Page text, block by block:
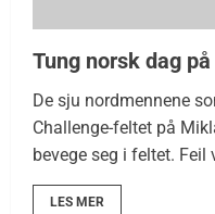
Tung norsk dag
De sju nordmennene
Challenge-feltet på
bevege seg i feltet. Feil
LES MER